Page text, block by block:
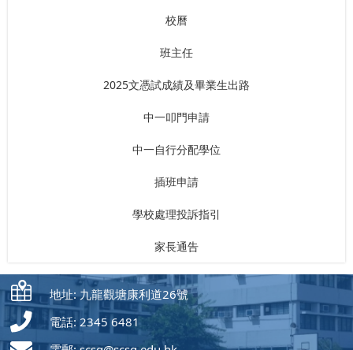
校曆
班主任
2025文憑試成績及畢業生出路
中一叩門申請
中一自行分配學位
插班申請
學校處理投訴指引
家長通告
地址: 九龍觀塘康利道26號
電話: 2345 6481